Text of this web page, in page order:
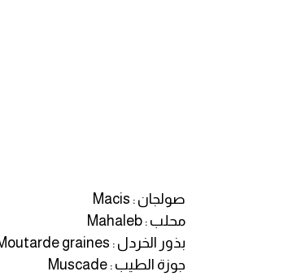
تهنئة عيد ميلاد بالانجليزي
حروف الجر بالانجليزي
صولجان : Macis
محلب : Mahaleb
بذور الخردل : Moutarde graines
جوزة الطيب : Muscade